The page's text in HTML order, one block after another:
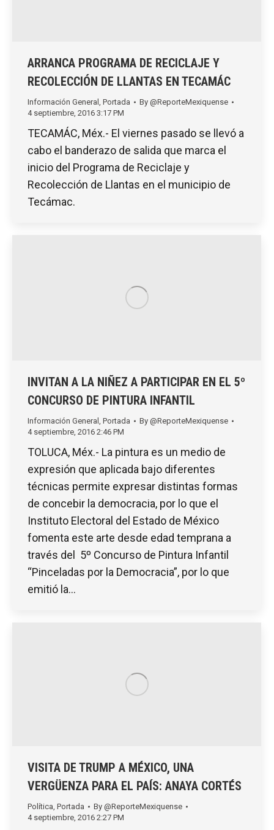
ARRANCA PROGRAMA DE RECICLAJE Y
RECOLECCIÓN DE LLANTAS EN TECAMÁC
Información General Portada By @ReporteMexiquense
4 septiembre, 2016 3:17 PM
TECAMÁC, Méx.- El viernes pasado se llevó a
cabo el banderazo de salida que marca el
inicio del Programa de Reciclaje y
Recolección de Llantas en el municipio de
Tecámac.
INVITAN A LA NIÑEZ A PARTICIPAR EN EL 5º
CONCURSO DE PINTURA INFANTIL
Información General , Portada By @ReporteMexiquense
4 septiembre, 2016 2:46 PM
TOLUCA, Méx.- La pintura es un medio de
expresión que aplicada bajo diferentes
técnicas permite expresar distintas formas
de concebir la democracia, por lo que el
Instituto Electoral del Estado de México
fomenta este arte desde edad temprana a
través del 5º Concurso de Pintura Infantil
“Pinceladas por la Democracia”, por lo que
emitió la…
VISITA DE TRUMP A MÉXICO, UNA
VERGÜENZA PARA EL PAÍS: ANAYA CORTÉS
Política Portada By @ReporteMexiquense
4 septiembre, 2016 2:27 PM